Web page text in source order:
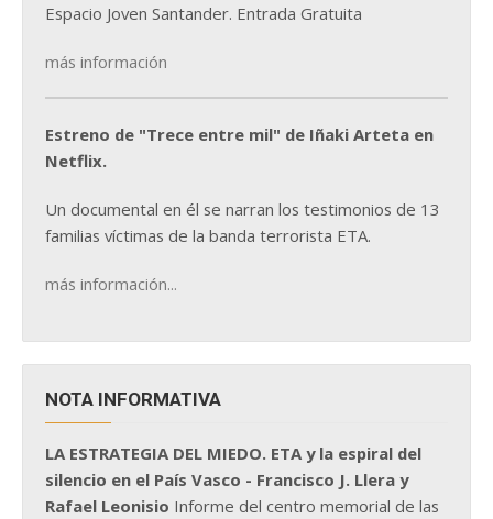
Espacio Joven Santander. Entrada Gratuita
más información
Estreno de "Trece entre mil" de Iñaki Arteta en
Netflix.
Un documental en él se narran los testimonios de 13
familias víctimas de la banda terrorista ETA.
más información...
NOTA INFORMATIVA
LA ESTRATEGIA DEL MIEDO. ETA y la espiral del
silencio en el País Vasco - Francisco J. Llera y
Rafael Leonisio Informe del centro memorial de las